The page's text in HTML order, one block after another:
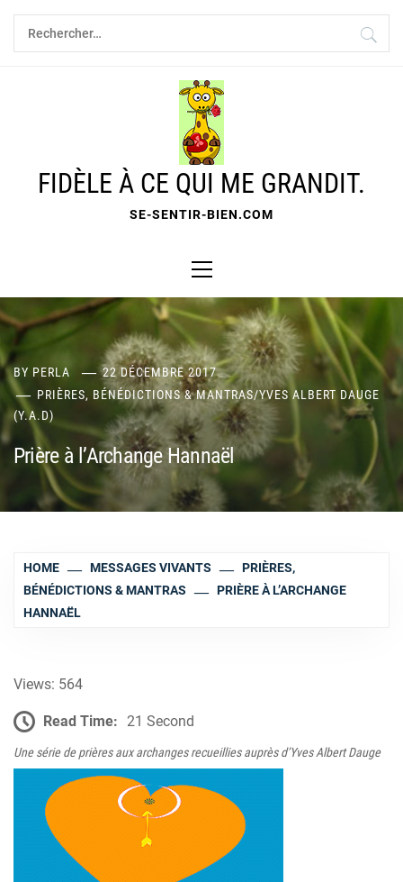
Skip
content
Rechercher :
FIDÈLE À CE QUI ME GRANDIT.
SE-SENTIR-BIEN.COM
Menu
BY PERLA
22 DÉCEMBRE 2017
PRIÈRES, BÉNÉDICTIONS & MANTRAS/YVES ALBERT DAUGE
(Y.A.D)
Prière à l’Archange Hannaël
HOME MESSAGES VIVANTS
PRIÈRES,
BÉNÉDICTIONS & MANTRAS
PRIÈRE À L’ARCHANGE
HANNAËL
Views: 564
Read Time: 21 Second
Une série de prières aux archanges recueillies auprès d’Yves Albert Dauge